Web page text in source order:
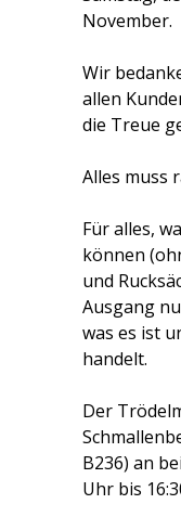
November.
Wir
allen
die Treue
Alles muss
Für alles,
können
und
Ausgang
was es ist
handelt.
Der
B236) an
Uhr bis